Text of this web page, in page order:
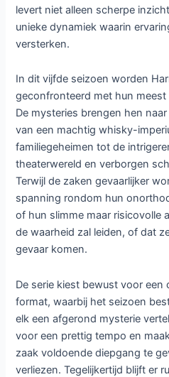
levert niet alleen scherpe
unieke dynamiek waarin
versterken.
In dit vijfde seizoen worden
geconfronteerd met hun
De mysteries brengen hen
van een machtig whisky-
familiegeheimen tot de
theaterwereld en verborgen
Terwijl de zaken gevaarlijker
spanning rondom hun
of hun slimme maar risicovolle
de waarheid zal leiden, of dat
gevaar komen.
De serie kiest bewust voor
format, waarbij het seizoen
elk een afgerond mysterie
voor een prettig tempo en
zaak voldoende diepgang te
verliezen. Tegelijkertijd blijft er